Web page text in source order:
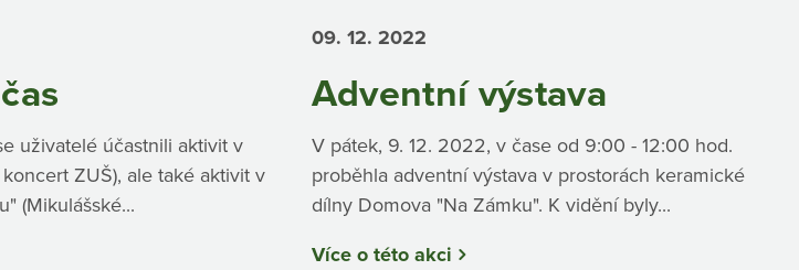
uživatelé účastnili aktivit v
ZUŠ), ale také aktivit v
(Mikulášské...
09. 12. 2022
Adventní výstava
V pátek, 9. 12. 2022, v čase od 9:00 - 12:00 hod.
proběhla adventní výstava v prostorách keramické
dílny Domova "Na Zámku". K vidění byly...
Více o této akci